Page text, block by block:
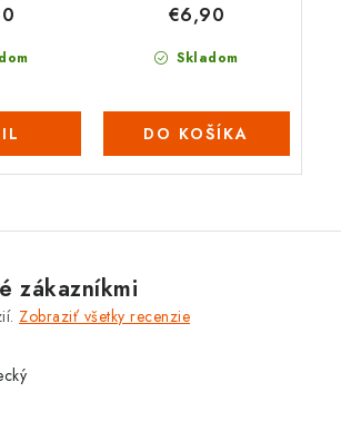
Skladom
€6,90
DO KOŠÍKA
zákazníkmi
Zobraziť všetky recenzie